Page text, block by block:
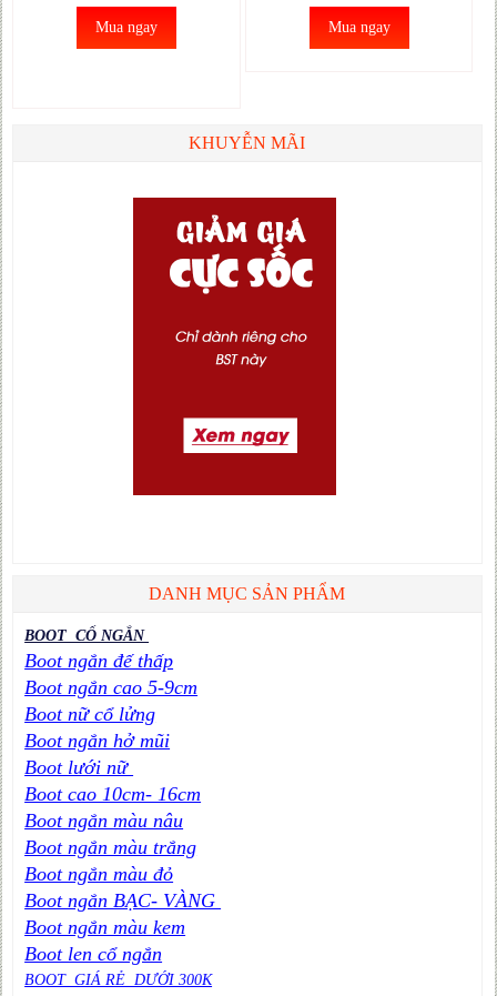
Mua ngay Mua ngay
KHUYỄN MÃI
DANH MỤC SẢN PHẨM
BOOT CỔ NGẮN
Boot ngắn đế thấp
Boot ngắn cao 5-9cm
Boot nữ cổ lửng
Boot ngắn hở mũi
Boot lưới nữ
Boot cao 10cm- 16cm
Boot ngắn màu nâu
Boot ngắn màu trắng
Boot ngắn màu đỏ
Boot ngắn BẠC- VÀNG
Boot ngắn màu kem
Boot len cổ ngắn
BOOT GIÁ RẺ DƯỚI 300K